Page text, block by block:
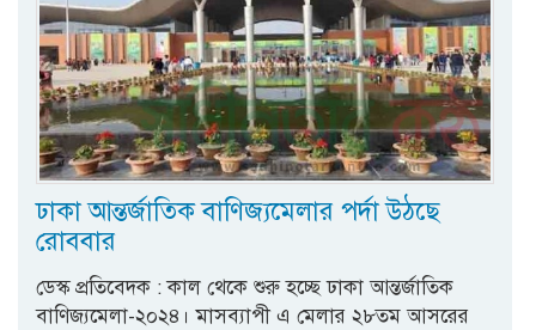
ঢাকা আন্তর্জাতিক বাণিজ্যমেলার পর্দা উঠছে
রোববার
ডেস্ক প্রতিবেদক : কাল থেকে শুরু হচ্ছে ঢাকা আন্তর্জাতিক
বাণিজ্যমেলা-২০২৪। মাসব্যাপী এ মেলার ২৮তম আসরের